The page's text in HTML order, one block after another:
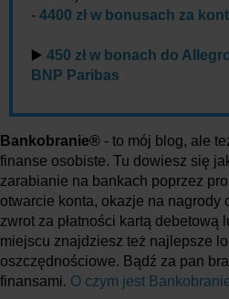
- 4400 zł w bonusach za
▶️ 450 zł w bonach do
BNP Paribas
Bankobranie® - to mój blog, ale
finanse osobiste. Tu dowiesz się
zarabianie na bankach poprzez
otwarcie konta, okazje na nagrody
zwrot za płatności kartą debetową
miejscu znajdziesz też najlepsze
oszczędnościowe. Bądź za pan
finansami. O czym jest